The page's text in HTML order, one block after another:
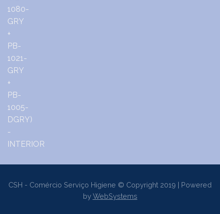
CSH - Comércio Serviço Higiene © Copyright 2019 | Powered
byWebSystems